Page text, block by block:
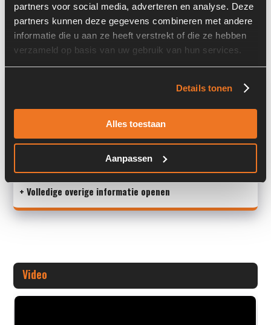
partners voor social media, adverteren en analyse. Deze
partners kunnen deze gegevens combineren met andere
informatie die u aan ze heeft verstrekt of die ze hebben
verzameld op basis van uw gebruik van hun services.
Details tonen
Alles toestaan
Aanpassen
Past op de volgende machines:
Volvo L 30 G
Land:
Nederland
Stock number: 6639-013
Type 1: VOE15212492
+ Volledige overige informatie openen
Video